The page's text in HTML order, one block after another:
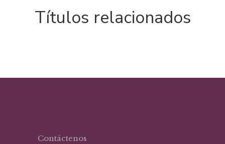
Títulos relacionados
Contáctenos